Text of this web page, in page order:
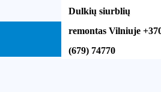
Dulkių siurblių
remontas Vilniuje
(679) 74770